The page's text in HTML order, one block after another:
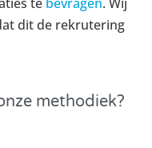
dit de rekrutering
methodiek?